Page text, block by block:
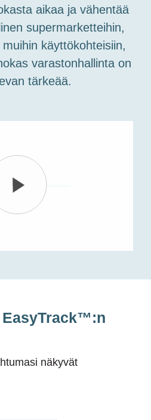
aikaa ja vähentää
supermarketteihin,
käyttökohteisiin,
varastonhallinta on
tärkeää.
näkyvät